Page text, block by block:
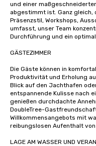
und einer
abgestimmt ist. Ganz gleich,
Präsenzstil, Workshops,
umfasst, unser Team
Durchführung und ein
GÄSTEZIMMER
Die Gäste können in
Produktivität und Erholung
Blick auf den Jachthafen
entspannende Kulisse nach
genießen durchdachte
DoubleTree-
Willkommensangebots mit
reibungslosen Aufenthalt
LAGE AM WASSER UND